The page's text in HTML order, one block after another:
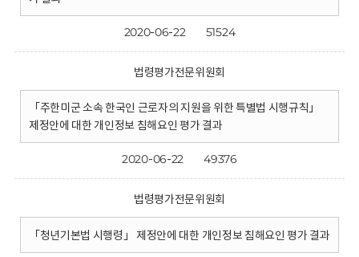
2020-06-22 51524
법령평가전문위원회
「주한미군 소속 한국인 근로자의 지원을 위한 특별법 시행규칙」
제정안에 대한 개인정보 침해요인 평가 결과
2020-06-22 49376
법령평가전문위원회
「청년기본법 시행령」 제정안에 대한 개인정보 침해요인 평가 결과